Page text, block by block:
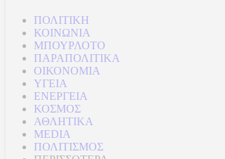
ΠΟΛΙΤΙΚΗ
ΚΟΙΝΩΝΙΑ
ΜΠΟΥΡΛΟΤΟ
ΠΑΡΑΠΟΛΙΤΙΚΑ
ΟΙΚΟΝΟΜΙΑ
ΥΓΕΙΑ
ΕΝΕΡΓΕΙΑ
ΚΟΣΜΟΣ
ΑΘΛΗΤΙΚΑ
MEDIA
ΠΟΛΙΤΙΣΜΟΣ